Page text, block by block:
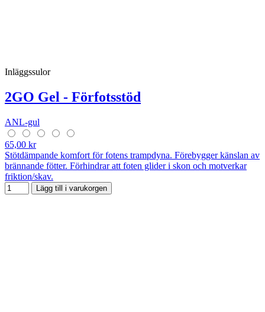
Inläggssulor
2GO Gel - Förfotsstöd
ANL-gul
65,00 kr
Stötdämpande komfort för fotens trampdyna. Förebygger känslan av
brännande fötter. Förhindrar att foten glider i skon och motverkar
friktion/skav.
Lägg till i varukorgen